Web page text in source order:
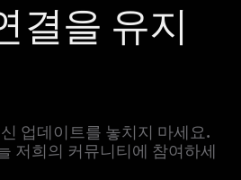
결을 유지
업데이트를 놓치지 마세요.
저희의 커뮤니티에 참여하세